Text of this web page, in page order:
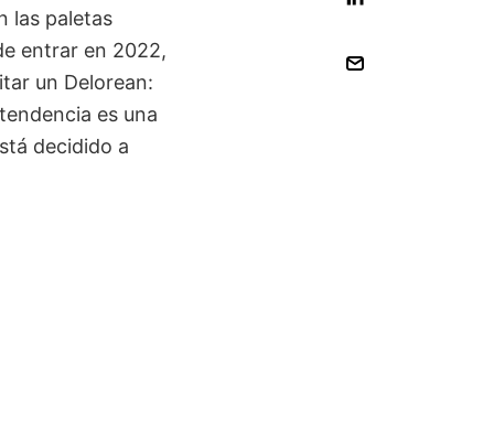
las paletas
entrar en 2022,
un Delorean:
es una
decidido a